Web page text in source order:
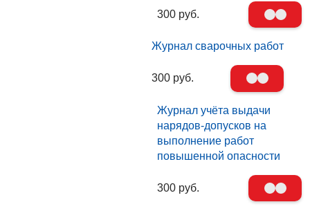
300 руб.
Журнал сварочных работ
300 руб.
Журнал учёта выдачи
нарядов-допусков на
выполнение работ
повышенной опасности
300 руб.